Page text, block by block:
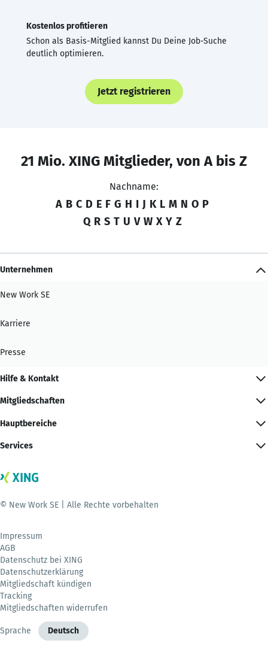
Kostenlos profitieren
Schon als Basis-Mitglied kannst Du Deine Job-Suche
deutlich optimieren.
Jetzt registrieren
21 Mio. XING Mitglieder, von A bis Z
Nachname:
A B C D E F G H I J K L M N O P
Q R S T U V W X Y Z
Unternehmen
New Work SE
Karriere
Presse
Hilfe & Kontakt
Mitgliedschaften
Hauptbereiche
Services
© New Work SE | Alle Rechte vorbehalten
Impressum
AGB
Datenschutz bei XING
Datenschutzerklärung
Mitgliedschaft kündigen
Tracking
Mitgliedschaften widerrufen
Sprache Deutsch